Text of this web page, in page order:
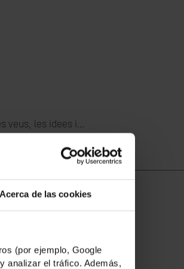
Acerca de las cookies
(por ejemplo, Google
analizar el tráfico. Además,
veus, les idees i...
i Somàlia...